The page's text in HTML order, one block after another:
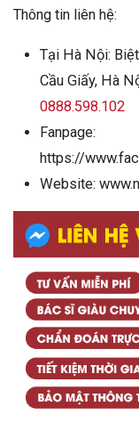
Thông tin liên hệ:
Tại Hà Nội:
Cầu Giấy, Hà
0888.598.102
Fanpage:
https://
Website: